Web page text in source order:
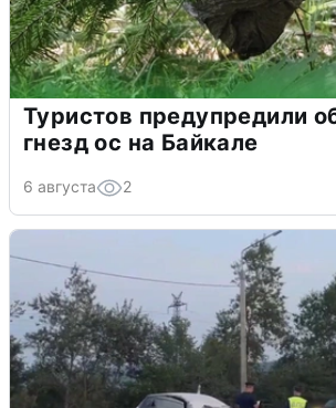
Туристов предупредили
гнезд ос на Байкале
6 августа 2